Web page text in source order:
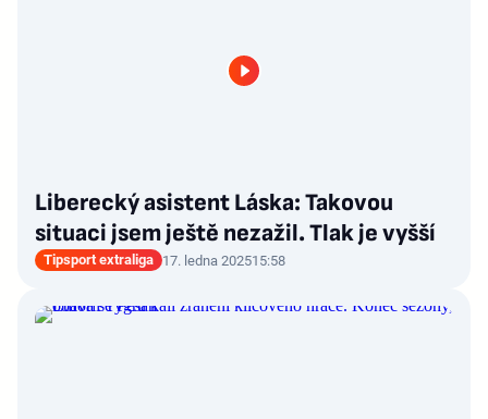
Liberecký asistent Láska: Takovou
situaci jsem ještě nezažil. Tlak je vyšší
Tipsport extraliga 17. ledna 202515:58